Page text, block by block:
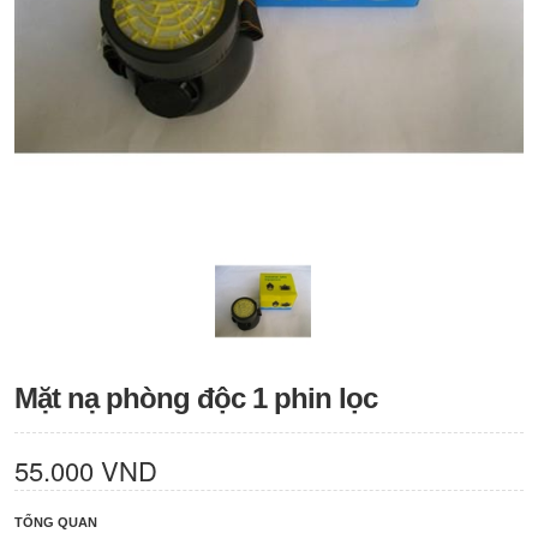
Mặt nạ phòng độc 1 phin lọc
55.000 VND
TỔNG QUAN